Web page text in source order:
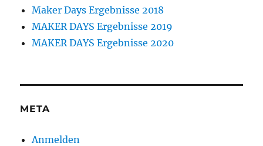
Maker Days Ergebnisse 2018
MAKER DAYS Ergebnisse 2019
MAKER DAYS Ergebnisse 2020
META
Anmelden